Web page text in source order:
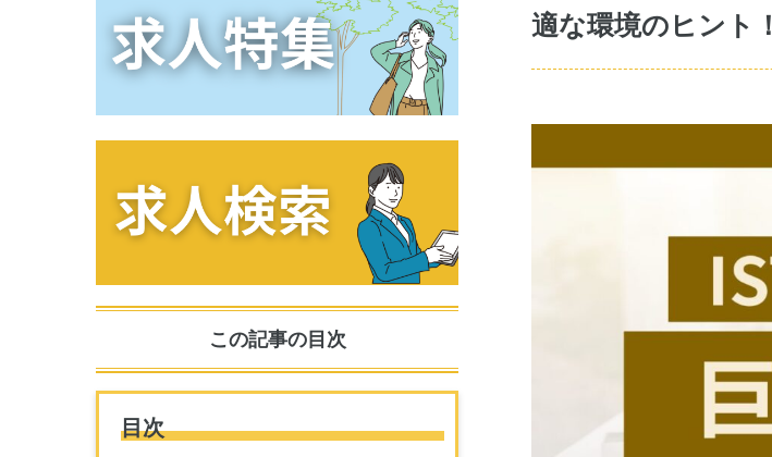
この記事の目次
目次
適な環境のヒント！